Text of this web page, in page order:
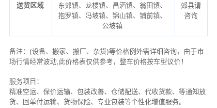
送货区域
东郊镇、龙楼镇、昌洒镇、翁田镇、
抱罗镇、冯坡镇、锦山镇、铺前镇、
公坡镇
郊县请
咨询
备注： (设备、搬家、搬厂、杂货)等价格例外需详细咨询，由于市
场行情经常波动,此价格表仅供参考，整车价格按车型议价！
服务项目：
精准空运、保价运输、包装改善、仓储配送、代收货款、等通知放
货、回单付运输、货物保险、专业包装等个性化增值服务。